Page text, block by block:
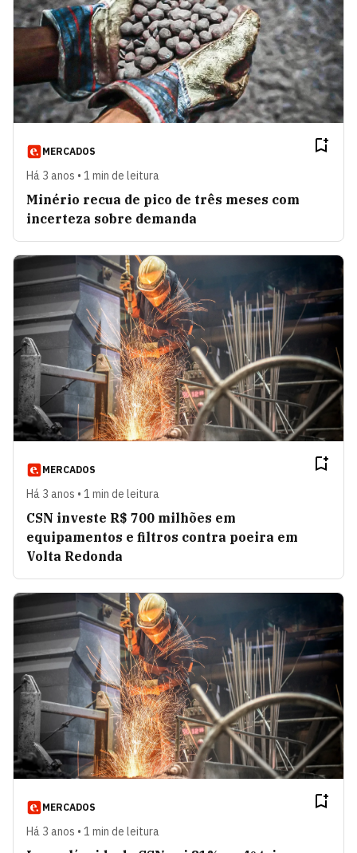
MERCADOS
Há 3 anos • 1 min de leitura
Minério recua de pico de três meses com
incerteza sobre demanda
MERCADOS
Há 3 anos • 1 min de leitura
CSN investe R$ 700 milhões em
equipamentos e filtros contra poeira em
Volta Redonda
MERCADOS
Há 3 anos • 1 min de leitura